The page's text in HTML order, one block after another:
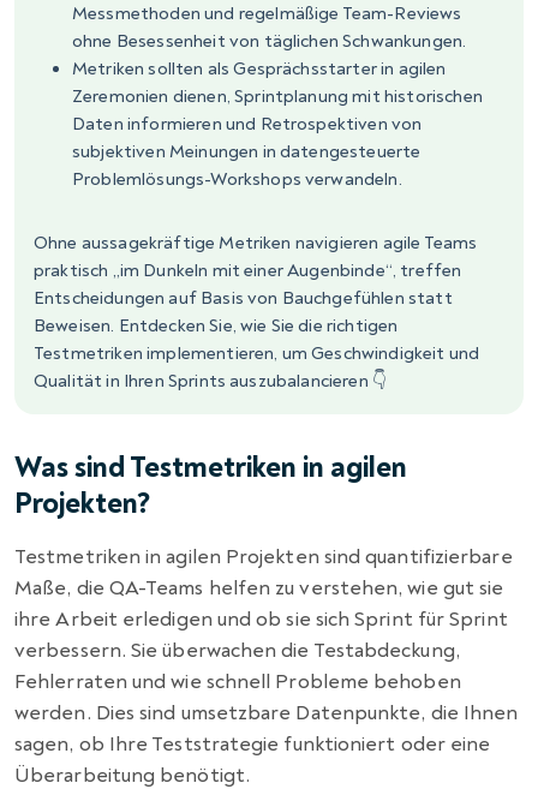
Messmethoden und regelmäßige Team-Reviews
ohne Besessenheit von täglichen Schwankungen.
Metriken sollten als Gesprächsstarter in agilen
Zeremonien dienen, Sprintplanung mit historischen
Daten informieren und Retrospektiven von
subjektiven Meinungen in datengesteuerte
Problemlösungs-Workshops verwandeln.
Ohne aussagekräftige Metriken navigieren agile Teams
praktisch „im Dunkeln mit einer Augenbinde“, treffen
Entscheidungen auf Basis von Bauchgefühlen statt
Beweisen. Entdecken Sie, wie Sie die richtigen
Testmetriken implementieren, um Geschwindigkeit und
Qualität in Ihren Sprints auszubalancieren 👇
Was sind Testmetriken in agilen
Projekten?
Testmetriken in agilen Projekten sind quantifizierbare
Maße, die QA-Teams helfen zu verstehen, wie gut sie
ihre Arbeit erledigen und ob sie sich Sprint für Sprint
verbessern. Sie überwachen die Testabdeckung,
Fehlerraten und wie schnell Probleme behoben
werden. Dies sind umsetzbare Datenpunkte, die Ihnen
sagen, ob Ihre Teststrategie funktioniert oder eine
Überarbeitung benötigt.